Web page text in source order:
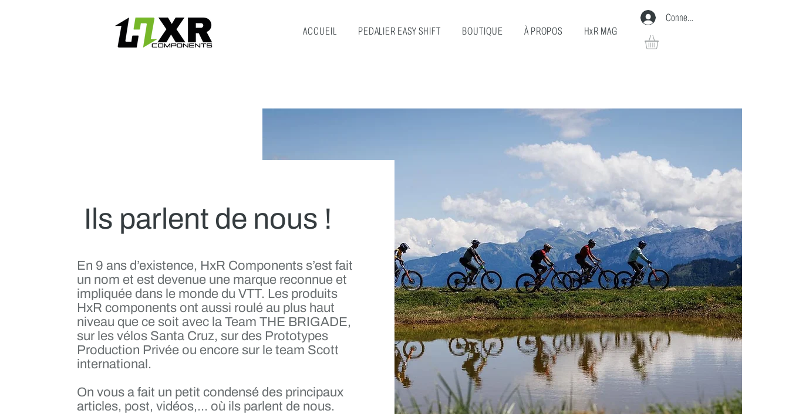
ACCUEIL PEDALIER EASY SHIFT BOUTIQUE À PROPOS HxR MAG
Connexion
Ils parlent de nous !
En 9 ans d’existence, HxR Components s’est fait
un nom et est devenue une marque reconnue et
impliquée dans le monde du VTT. Les produits
HxR components ont aussi roulé au plus haut
niveau que ce soit avec la Team THE BRIGADE,
sur les vélos Santa Cruz, sur des Prototypes
Production Privée ou encore sur le team Scott
international.
On vous a fait un petit condensé des principaux
articles, post, vidéos,... où ils parlent de nous.